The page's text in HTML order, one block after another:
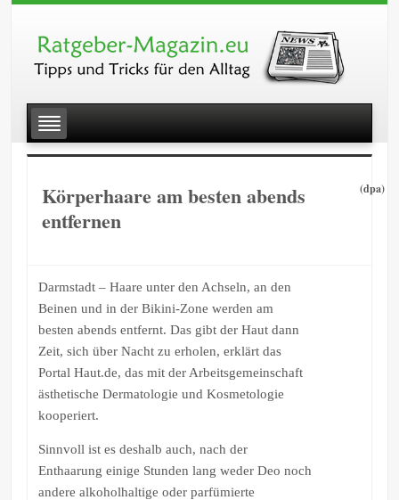
Körperhaare am besten abends
entfernen
(dpa)
Darmstadt – Haare unter den Achseln, an den
Beinen und in der Bikini-Zone werden am
besten abends entfernt. Das gibt der Haut dann
Zeit, sich über Nacht zu erholen, erklärt das
Portal Haut.de, das mit der Arbeitsgemeinschaft
ästhetische Dermatologie und Kosmetologie
kooperiert.
Sinnvoll ist es deshalb auch, nach der
Enthaarung einige Stunden lang weder Deo noch
andere alkoholhaltige oder parfümierte